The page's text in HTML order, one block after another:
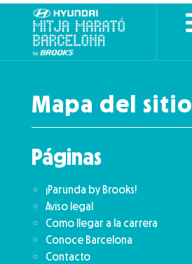
Mapa del sitio
Páginas
¡Parunda by Brooks!
Aviso legal
Como llegar a la carrera
Conoce Barcelona
Contacto